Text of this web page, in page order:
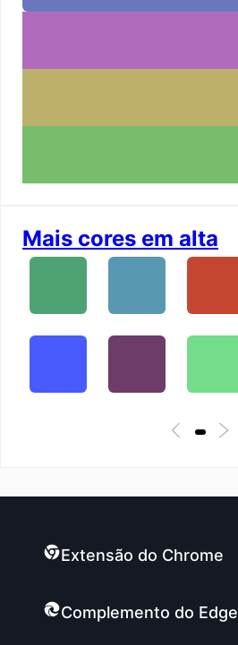
Mais cores em alta
Extensão do Chrome
Complemento do Edge